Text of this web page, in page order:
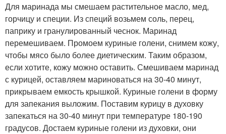
Для маринада мы смешаем растительное масло, мед,
горчицу и специи. Из специй возьмем соль, перец,
паприку и гранулированный чеснок. Маринад
перемешиваем. Промоем куриные голени, снимем кожу,
чтобы мясо было более диетическим. Таким образом,
если хотите, кожу можно оставить. Смешиваем маринад
с курицей, оставляем мариноваться на 30-40 минут,
прикрываем емкость крышкой. Куриные голени в форму
для запекания выложим. Поставим курицу в духовку
запекаться на 30-40 минут при температуре 180-190
градусов. Достаем куриные голени из духовки, они